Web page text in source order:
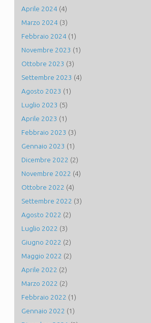
Aprile 2024 (4)
Marzo 2024 (3)
Febbraio 2024 (1)
Novembre 2023 (1)
Ottobre 2023 (3)
Settembre 2023 (4)
Agosto 2023 (1)
Luglio 2023 (5)
Aprile 2023 (1)
Febbraio 2023 (3)
Gennaio 2023 (1)
Dicembre 2022 (2)
Novembre 2022 (4)
Ottobre 2022 (4)
Settembre 2022 (3)
Agosto 2022 (2)
Luglio 2022 (3)
Giugno 2022 (2)
Maggio 2022 (2)
Aprile 2022 (2)
Marzo 2022 (2)
Febbraio 2022 (1)
Gennaio 2022 (1)